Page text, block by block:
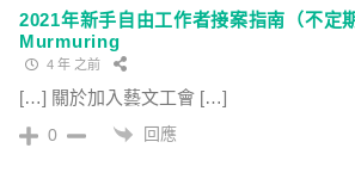
2021年新手自由工作者接案指南（不定
Murmuring
4 年 之前
[…] 關於加入藝文工會 […]
0 回應